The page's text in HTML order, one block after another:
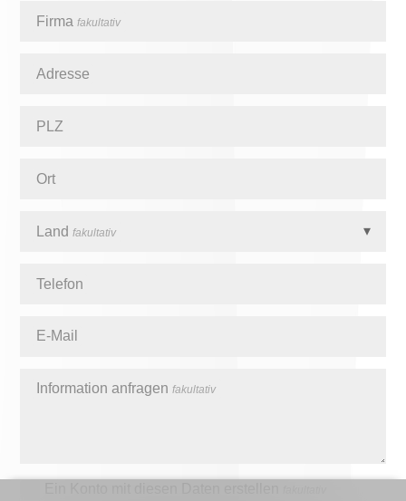
Firmafakultativ
Adresse
PLZ
Ort
Landfakultativ
Telefon
E-Mail
Information anfragenfakultativ